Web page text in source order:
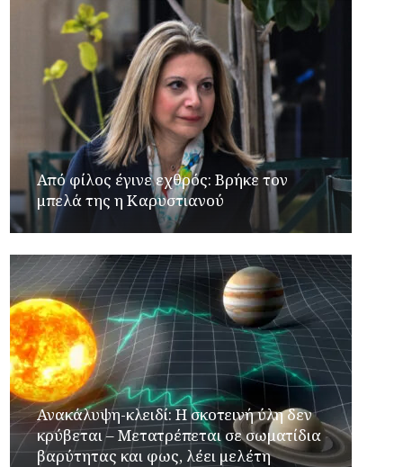
Από φίλος έγινε εχθρός: Βρήκε τον
μπελά της η Καρυστιανού
Ανακάλυψη-κλειδί: Η σκοτεινή ύλη δεν
κρύβεται – Μετατρέπεται σε σωματίδια
βαρύτητας και φως, λέει μελέτη